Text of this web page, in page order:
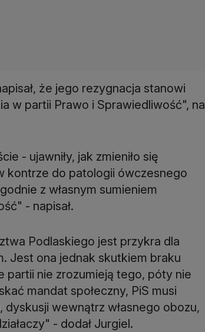
że jego rezygnacja stanowi
w partii Prawo i Sprawiedliwość", na
- ujawniły, jak zmieniło się
kontrze do patologii ówczesnego
z własnym sumieniem
- napisał.
Podlaskiego jest przykra dla
Jest ona jednak skutkiem braku
partii nie zrozumieją tego, póty nie
mandat społeczny, PiS musi
wewnątrz własnego obozu,
- dodał Jurgiel.